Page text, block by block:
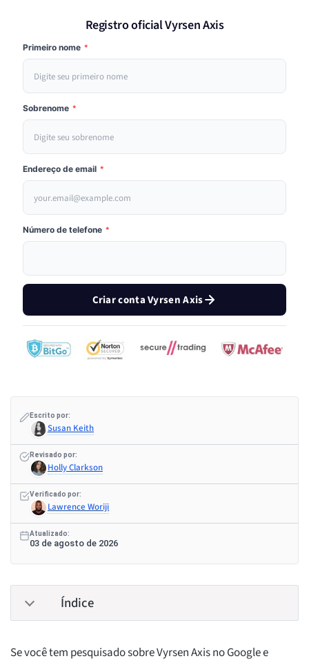
Registro oficial Vyrsen Axis
Primeiro nome *
Sobrenome *
Endereço de email *
Número de telefone *
Criar conta Vyrsen Axis
Escrito por:
Susan Keith
Revisado por:
Holly Clarkson
Verificado por:
Lawrence Woriji
Atualizado:
03 de agosto de 2026
Índice
Se você tem pesquisado sobre Vyrsen Axis no Google e